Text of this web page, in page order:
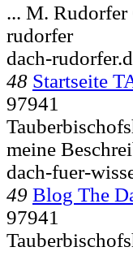
... M.
rudorfer
dach-
48 Startseite
97941
meine
dach-fuer-
49 Blog The
97941